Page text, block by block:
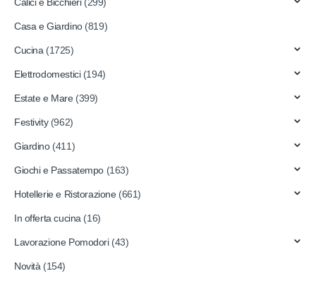
Casa e Giardino (819)
Cucina (1725)
Elettrodomestici (194)
Estate e Mare (399)
Festivity (962)
Giardino (411)
Giochi e Passatempo (163)
Hotellerie e Ristorazione (661)
In offerta cucina (16)
Lavorazione Pomodori (43)
Novità (154)